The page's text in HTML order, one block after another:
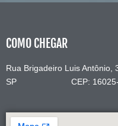
COMO CHEGAR
Rua Brigadeiro Luis Antônio,
SP CEP: 16025-